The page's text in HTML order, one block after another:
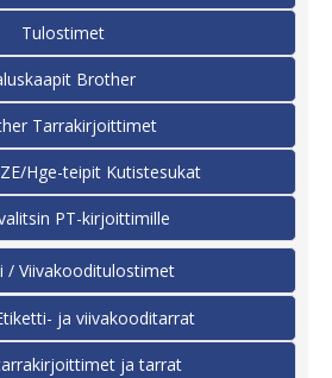
Tulostimet
Brother
Tarrakirjoittimet
Hge-teipit Kutistesukat
PT-kirjoittimille
/ Viivakooditulostimet
ja viivakooditarrat
ja tarrat